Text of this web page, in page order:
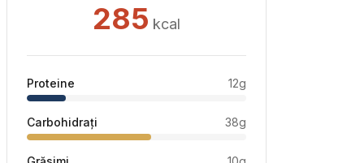
285 kcal
Proteine 12g
Carbohidrați 38g